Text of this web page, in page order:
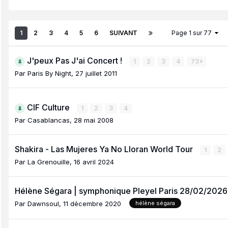
1 2 3 4 5 6 SUIVANT Page 1 sur 77
J'peux Pas J'ai Concert ! 1 2 3 4 73
Par Paris By Night, 27 juillet 2011
CIF Culture 1 2 3 4
Par Casablancas, 28 mai 2008
Shakira - Las Mujeres Ya No Lloran World Tour 1 2
Par La Grenouille, 16 avril 2024
Hélène Ségara | symphonique Pleyel Paris 28/02/2026
Par Dawnsoul, 11 décembre 2020 hélène ségara